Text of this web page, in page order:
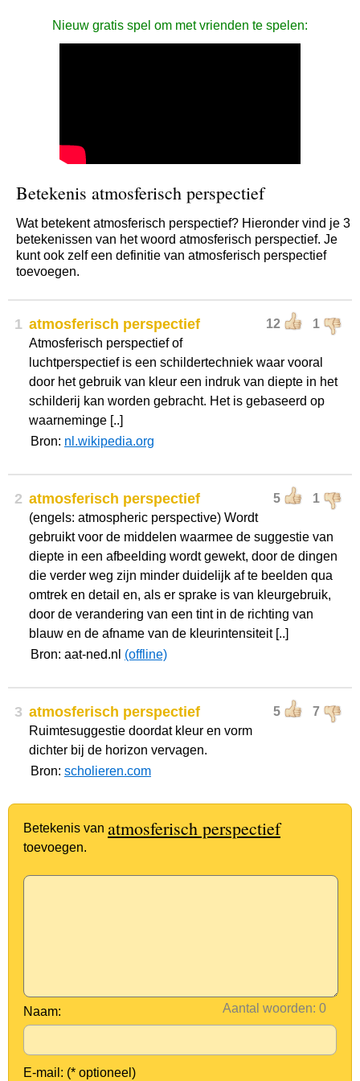
Nieuw gratis spel om met vrienden te spelen:
Betekenis atmosferisch perspectief
Wat betekent atmosferisch perspectief? Hieronder vind je 3
betekenissen van het woord atmosferisch perspectief. Je
kunt ook zelf een definitie van atmosferisch perspectief
toevoegen.
1 12 1
atmosferisch perspectief
Atmosferisch perspectief of
luchtperspectief is een schildertechniek waar vooral
door het gebruik van kleur een indruk van diepte in het
schilderij kan worden gebracht. Het is gebaseerd op
waarneminge [..]
Bron: nl.wikipedia.org
2 5 1
atmosferisch perspectief
(engels: atmospheric perspective) Wordt
gebruikt voor de middelen waarmee de suggestie van
diepte in een afbeelding wordt gewekt, door de dingen
die verder weg zijn minder duidelijk af te beelden qua
omtrek en detail en, als er sprake is van kleurgebruik,
door de verandering van een tint in de richting van
blauw en de afname van de kleurintensiteit [..]
Bron: aat-ned.nl (offline)
3 5 7
atmosferisch perspectief
Ruimtesuggestie doordat kleur en vorm
dichter bij de horizon vervagen.
Bron: scholieren.com
Betekenis van atmosferisch perspectief
toevoegen.
Aantal woorden:
Naam:
E-mail: (* optioneel)